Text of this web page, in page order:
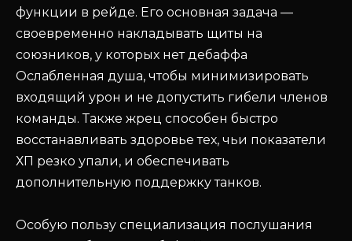
функции в рейде. Его основная задача —
своевременно накладывать щиты на
союзников, у которых нет дебаффа
Ослабленная душа, чтобы минимизировать
входящий урон и не допустить гибели членов
команды. Также жрец способен быстро
восстанавливать здоровье тех, чьи показатели
ХП резко упали, и обеспечивать
дополнительную поддержку танков.
Особую пользу специализация послушания